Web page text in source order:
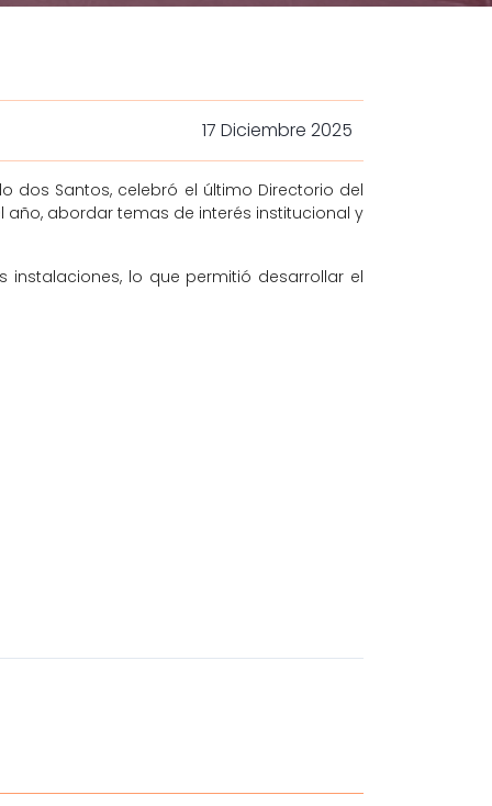
17 Diciembre 2025
dos Santos, celebró el último Directorio del
año, abordar temas de interés institucional y
instalaciones, lo que permitió desarrollar el